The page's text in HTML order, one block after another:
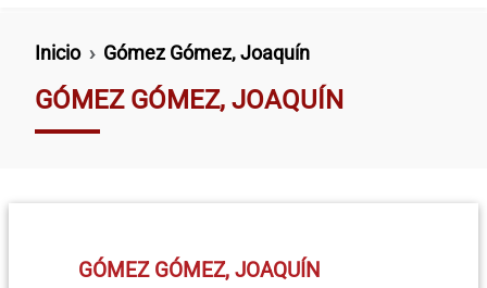
Ruta de navegación
Inicio Gómez Gómez, Joaquín
GÓMEZ GÓMEZ, JOAQUÍN
GÓMEZ GÓMEZ, JOAQUÍN